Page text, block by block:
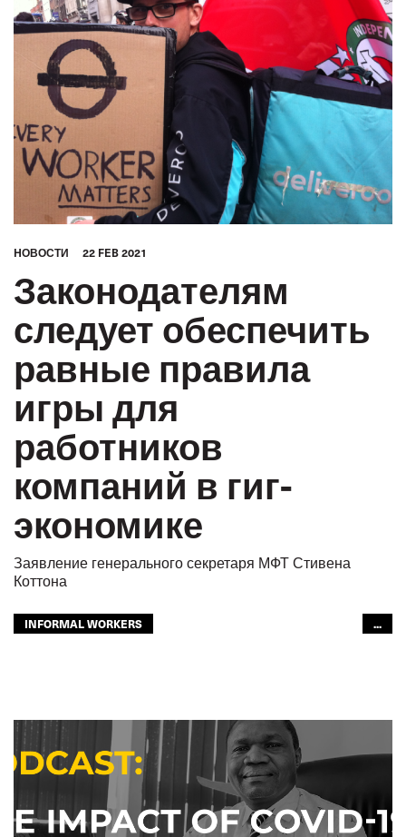
HОВОСТИ 22 FEB 2021
Законодателям
следует обеспечить
равные правила
игры для
работников
компаний в гиг-
экономике
Заявление генерального секретаря МФТ Стивена
Коттона
INFORMAL WORKERS
...